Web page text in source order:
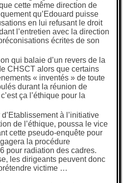
cette même direction de
qu’Edouard puisse
en lui refusant le droit
l’entretien avec la direction
écrites de son
qui balaie d’un revers de la
CHSCT alors que certains
« inventés » de toute
durant la réunion de
ça l’éthique pour la
à l’initiative
de l’éthique, poussa le vice
cette pseudo-enquête pour
la procédure
pour radiation des cadres.
les dirigeants peuvent donc
victime …